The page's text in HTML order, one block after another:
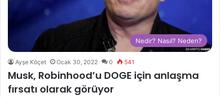
Nedir? Nasıl? Neden?
Ayşe Köçet Ocak 30, 2022 0 541
Musk, Robinhood’u DOGE için anlaşma
fırsatı olarak görüyor